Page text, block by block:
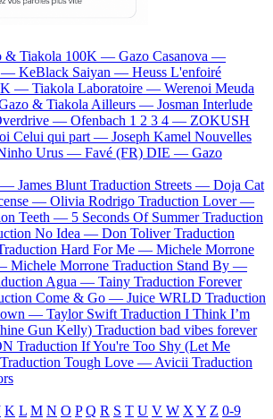
& Tiakola 100K — Gazo Casanova —
— KeBlack Saiyan — Heuss L'enfoiré
— Tiakola Laboratoire — Werenoi Meuda
& Tiakola Ailleurs — Josman Interlude
— Ofenbach 1 2 3 4 — ZOKUSH
Celui qui part — Joseph Kamel Nouvelles
Urus — Favé (FR) DIE — Gazo
— James Blunt Traduction Streets — Doja Cat
— Olivia Rodrigo Traduction Lover —
Teeth — 5 Seconds Of Summer Traduction
No Idea — Don Toliver Traduction
Hard For Me — Michele Morrone
Michele Morrone Traduction Stand By —
Agua — Tainy Traduction Forever
Come & Go — Juice WRLD Traduction
— Taylor Swift Traduction I Think I’m
Gun Kelly) Traduction bad vibes forever
Traduction If You're Too Shy (Let Me
Traduction Tough Love — Avicii Traduction
K L M N O P Q R S T U V W X Y Z 0-9